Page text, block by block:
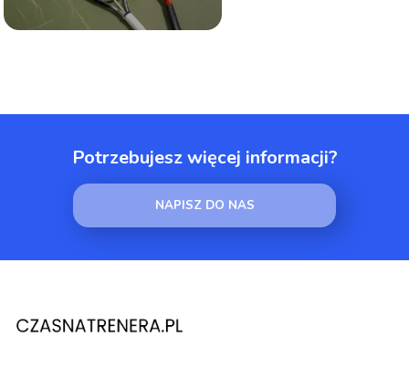
Potrzebujesz więcej informacji?
NAPISZ DO NAS